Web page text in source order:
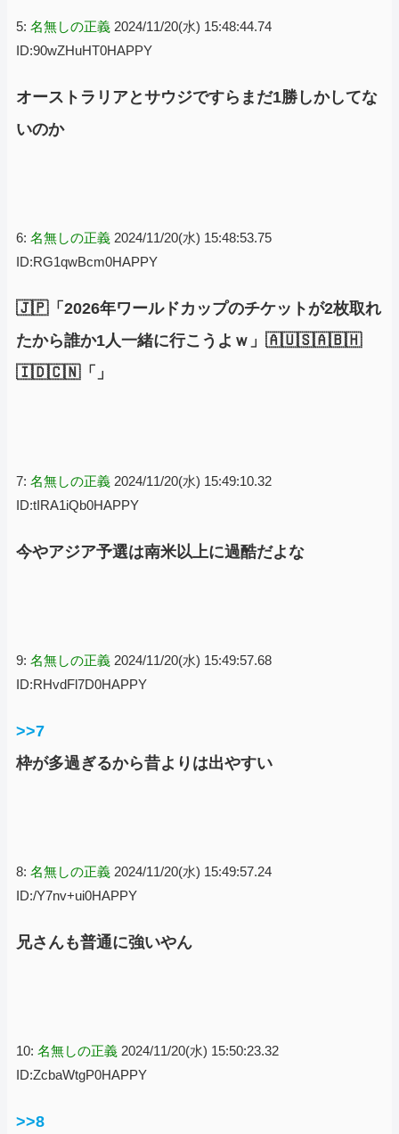
5: 名無しの正義 2024/11/20(水) 15:48:44.74
ID:90wZHuHT0HAPPY
オーストラリアとサウジですらまだ1勝しかしてな
いのか
6: 名無しの正義 2024/11/20(水) 15:48:53.75
ID:RG1qwBcm0HAPPY
🇯🇵「2026年ワールドカップのチケットが2枚取れ
たから誰か1人一緒に行こうよｗ」🇦🇺🇸🇦🇧🇭
🇮🇩🇨🇳「」
7: 名無しの正義 2024/11/20(水) 15:49:10.32
ID:tIRA1iQb0HAPPY
今やアジア予選は南米以上に過酷だよな
9: 名無しの正義 2024/11/20(水) 15:49:57.68
ID:RHvdFl7D0HAPPY
>>7
枠が多過ぎるから昔よりは出やすい
8: 名無しの正義 2024/11/20(水) 15:49:57.24
ID:/Y7nv+ui0HAPPY
兄さんも普通に強いやん
10: 名無しの正義 2024/11/20(水) 15:50:23.32
ID:ZcbaWtgP0HAPPY
>>8